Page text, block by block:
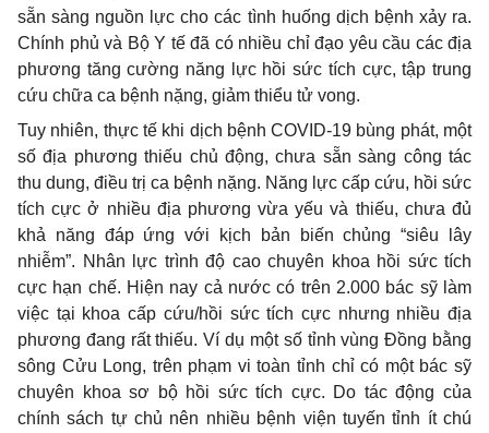
sẵn sàng nguồn lực cho các tình huống dịch bệnh xảy ra.
Chính phủ và Bộ Y tế đã có nhiều chỉ đạo yêu cầu các địa
phương tăng cường năng lực hồi sức tích cực, tập trung
cứu chữa ca bệnh nặng, giảm thiểu tử vong.
Tuy nhiên, thực tế khi dịch bệnh COVID-19 bùng phát, một
số địa phương thiếu chủ động, chưa sẵn sàng công tác
thu dung, điều trị ca bệnh nặng. Năng lực cấp cứu, hồi sức
tích cực ở nhiều địa phương vừa yếu và thiếu, chưa đủ
khả năng đáp ứng với kịch bản biến chủng “siêu lây
nhiễm”. Nhân lực trình độ cao chuyên khoa hồi sức tích
cực hạn chế. Hiện nay cả nước có trên 2.000 bác sỹ làm
việc tại khoa cấp cứu/hồi sức tích cực nhưng nhiều địa
phương đang rất thiếu. Ví dụ một số tỉnh vùng Đồng bằng
sông Cửu Long, trên phạm vi toàn tỉnh chỉ có một bác sỹ
chuyên khoa sơ bộ hồi sức tích cực. Do tác động của
chính sách tự chủ nên nhiều bệnh viện tuyến tỉnh ít chú